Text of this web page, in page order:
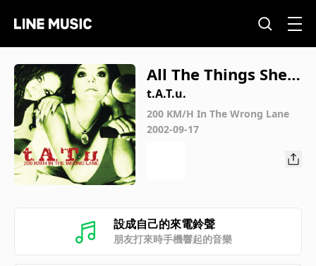
All The Things She S
aid
t.A.T.u.
200 KM/H In The Wrong Lane
2002-09-17
設成自己的來電鈴聲
朋友打來時手機響起的音樂